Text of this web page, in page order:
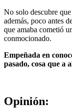
No solo descubre
además, poco antes
que amaba cometió
conmocionado.
Empeñada en
pasado, cosa que a
Opinión: